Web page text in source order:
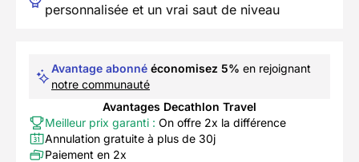
personnalisée et un vrai saut de niveau
Avantage abonné économisez 5% en rejoignant
notre communauté
Avantages Decathlon Travel
Meilleur prix garanti : On offre 2x la différence
Annulation gratuite à plus de 30j
Paiement en 2x